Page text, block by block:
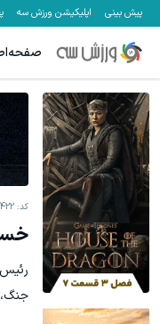
پیش بینی اپلیکیشن ورزش سه
کد:
خسارت ۴٠٠
جنگ، حدود ۴۰۰
معاملات فارکس اسپرد